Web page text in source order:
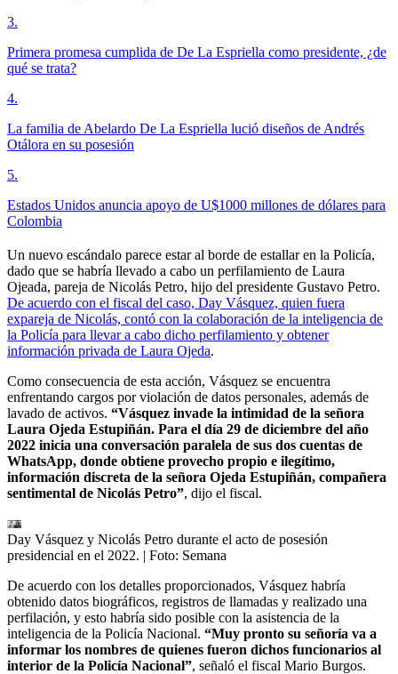
3.
Primera promesa cumplida de De La Espriella como presidente, ¿de
qué se trata?
4.
La familia de Abelardo De La Espriella lució diseños de Andrés
Otálora en su posesión
5.
Estados Unidos anuncia apoyo de U$1000 millones de dólares para
Colombia
Un nuevo escándalo parece estar al borde de estallar en la Policía,
dado que se habría llevado a cabo un perfilamiento de Laura
Ojeada, pareja de Nicolás Petro, hijo del presidente Gustavo Petro.
De acuerdo con el fiscal del caso, Day Vásquez, quien fuera
expareja de Nicolás, contó con la colaboración de la inteligencia de
la Policía para llevar a cabo dicho perfilamiento y obtener
información privada de Laura Ojeda.
Como consecuencia de esta acción, Vásquez se encuentra
enfrentando cargos por violación de datos personales, además de
lavado de activos. “Vásquez invade la intimidad de la señora
Laura Ojeda Estupiñán. Para el día 29 de diciembre del año
2022 inicia una conversación paralela de sus dos cuentas de
WhatsApp, donde obtiene provecho propio e ilegítimo,
información discreta de la señora Ojeda Estupiñán, compañera
sentimental de Nicolás Petro”, dijo el fiscal.
Day Vásquez y Nicolás Petro durante el acto de posesión
presidencial en el 2022. | Foto: Semana
De acuerdo con los detalles proporcionados, Vásquez habría
obtenido datos biográficos, registros de llamadas y realizado una
perfilación, y esto habría sido posible con la asistencia de la
inteligencia de la Policía Nacional. “Muy pronto su señoría va a
informar los nombres de quienes fueron dichos funcionarios al
interior de la Policía Nacional”, señaló el fiscal Mario Burgos.